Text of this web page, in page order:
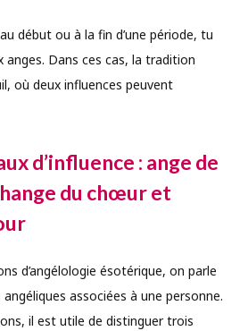
début ou à la fin d’une période, tu
anges. Dans ces cas, la tradition
où deux influences peuvent
d’influence : ange de
du chœur et
d’angélologie ésotérique, on parle
associées à une personne.
il est utile de distinguer trois